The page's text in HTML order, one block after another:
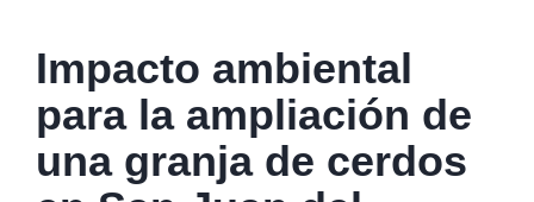
Impacto ambiental
para la ampliación de
una granja de cerdos